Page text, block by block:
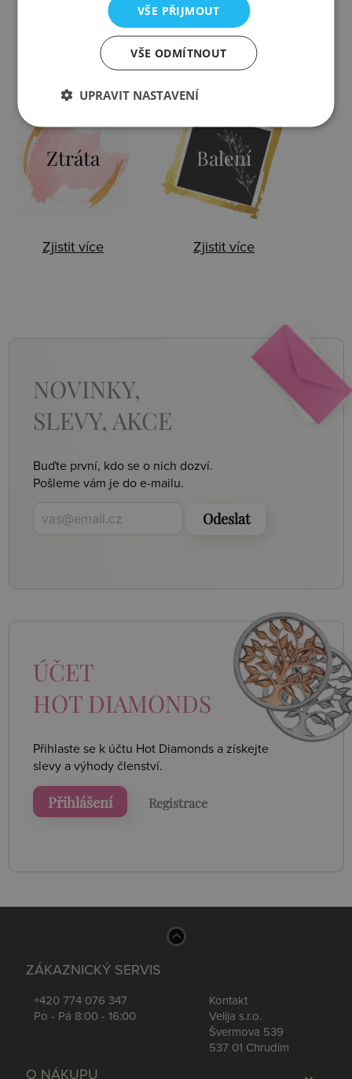
Zjistit více Zjistit více
Ztráta
Zjistit více
Balení
Zjistit více
NOVINKY,
SLEVY, AKCE
Buďte první, kdo se o nich dozví.
Pošleme vám je do e-mailu.
Odeslat
ÚČET
HOT DIAMONDS
Přihlaste se k účtu Hot Diamonds a získejte
slevy a výhody členství.
Přihlášení Registrace
ZÁKAZNICKÝ SERVIS
+420 774 076 347
Po - Pá 8:00 - 16:00
Kontakt
Velija s.r.o.
Švermova 539
537 01 Chrudim
O NÁKUPU
VŠE PŘIJMOUT
VŠE ODMÍTNOUT
UPRAVIT NASTAVENÍ